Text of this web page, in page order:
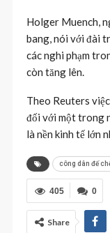
Holger Muench,
bang, nói với đài
các nghi phạm
còn tăng lên.
Theo Reuters
đối với một trong
là nền kinh tế lớn
công dân đế
0
405
Share